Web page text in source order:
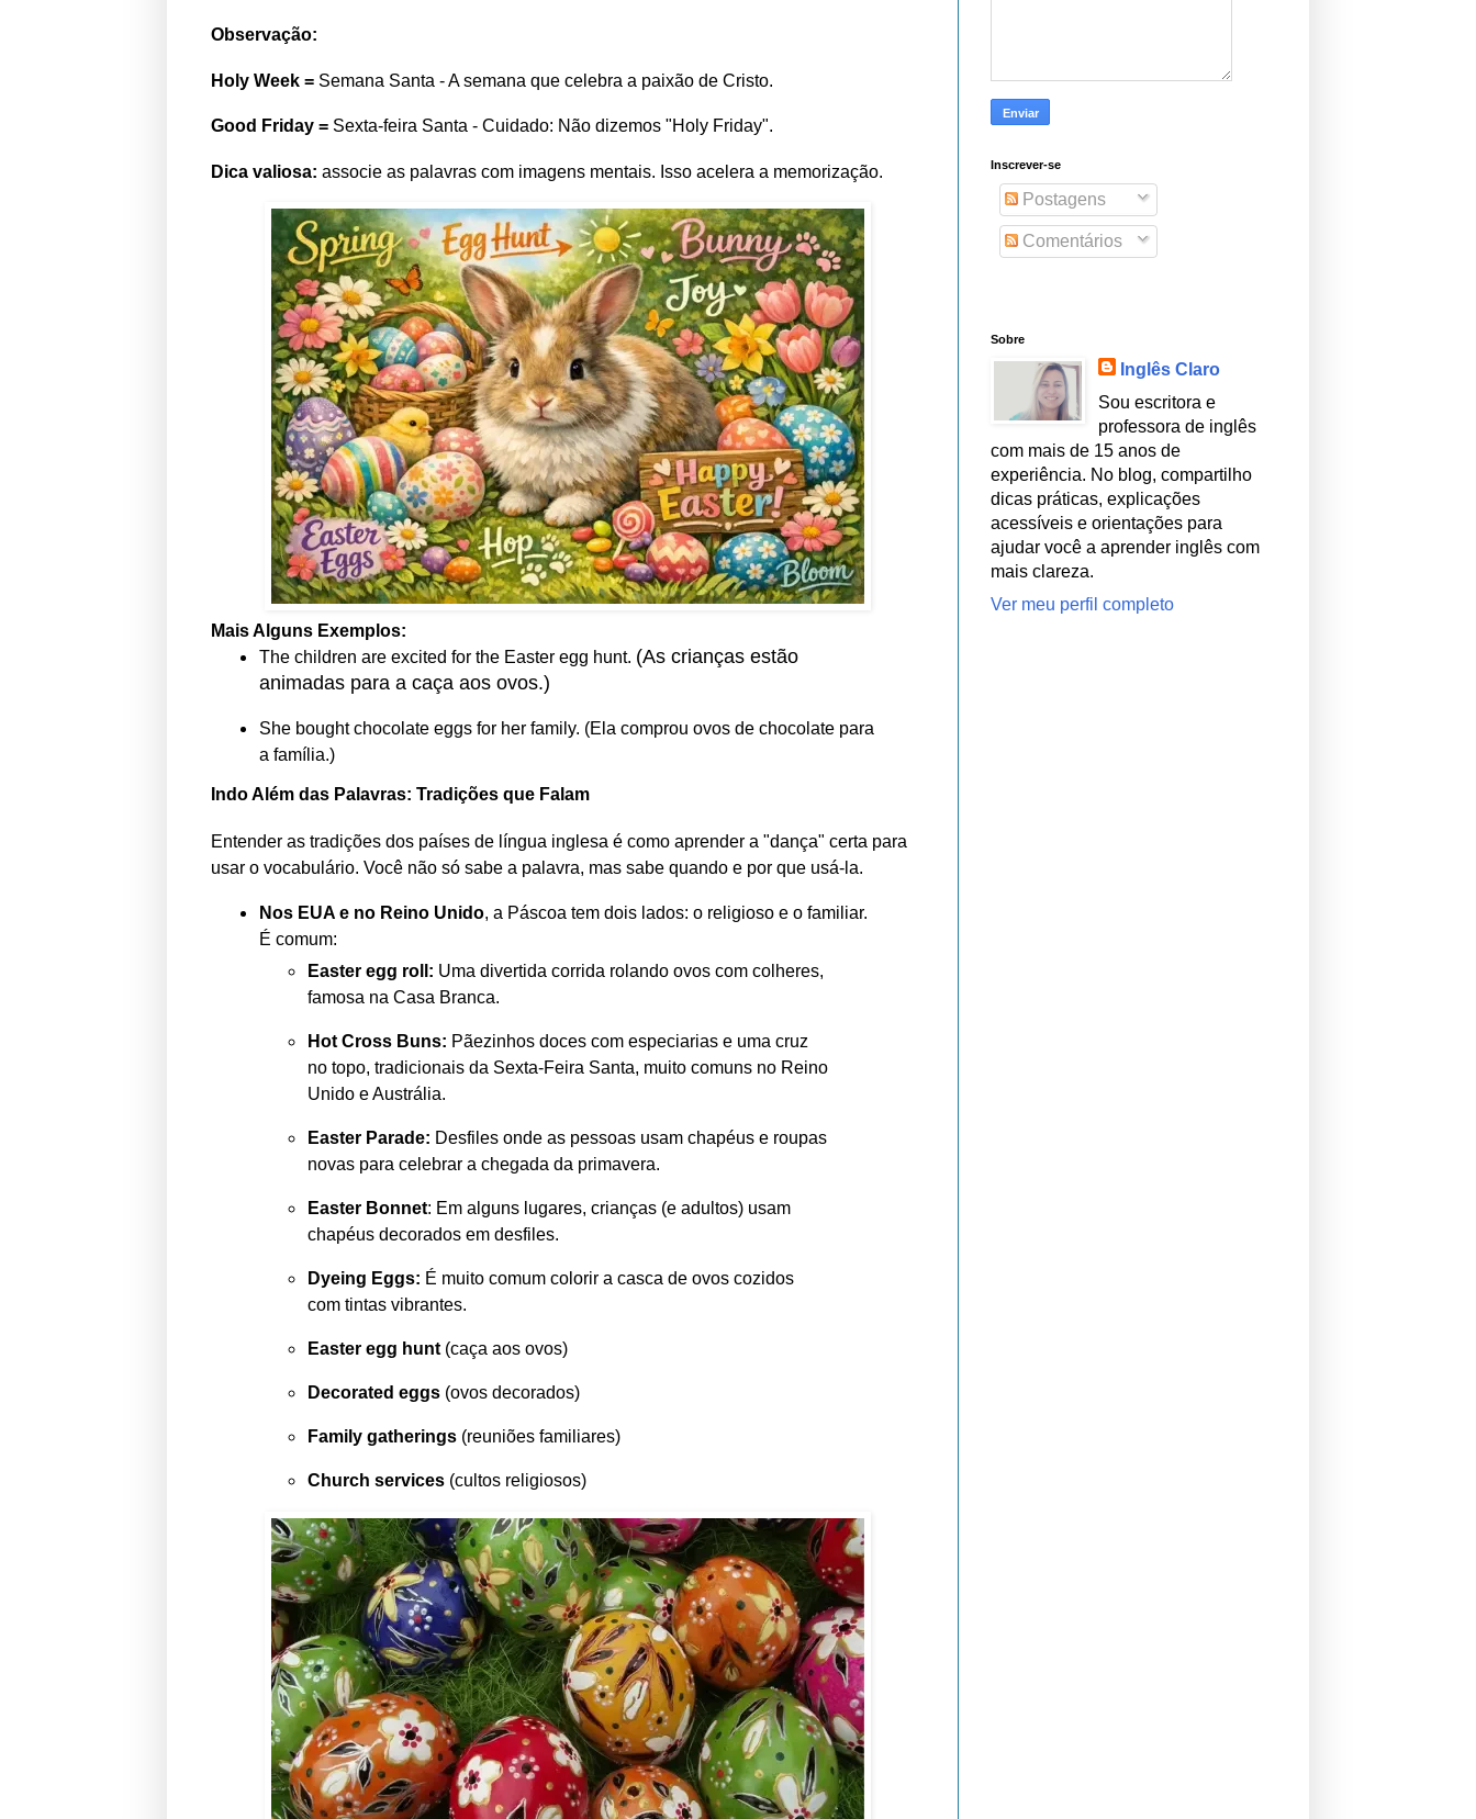
Observação:
Holy Week = Semana Santa - A semana que celebra a paixão de Cristo.
Good Friday = Sexta-feira Santa - Cuidado: Não dizemos "Holy Friday".
Dica valiosa: associe as palavras com imagens mentais. Isso acelera a memorização.
Mais Alguns Exemplos:
The children are excited for the Easter egg hunt. (As crianças estão
animadas para a caça aos ovos.)
She bought chocolate eggs for her family. (Ela comprou ovos de chocolate para
a família.)
Indo Além das Palavras: Tradições que Falam
Entender as tradições dos países de língua inglesa é como aprender a "dança" certa para
usar o vocabulário. Você não só sabe a palavra, mas sabe quando e por que usá-la.
Nos EUA e no Reino Unido, a Páscoa tem dois lados: o religioso e o familiar.
É comum:
Easter egg roll: Uma divertida corrida rolando ovos com colheres,
famosa na Casa Branca.
Hot Cross Buns: Pãezinhos doces com especiarias e uma cruz
no topo, tradicionais da Sexta-Feira Santa, muito comuns no Reino
Unido e Austrália.
Easter Parade: Desfiles onde as pessoas usam chapéus e roupas
novas para celebrar a chegada da primavera.
Easter Bonnet: Em alguns lugares, crianças (e adultos) usam
chapéus decorados em desfiles.
Dyeing Eggs: É muito comum colorir a casca de ovos cozidos
com tintas vibrantes.
Easter egg hunt (caça aos ovos)
Decorated eggs (ovos decorados)
Family gatherings (reuniões familiares)
Church services (cultos religiosos)
Inscrever-se
Postagens
Comentários
Sobre
Inglês Claro
Sou escritora e
professora de inglês
com mais de 15 anos de
experiência. No blog, compartilho
dicas práticas, explicações
acessíveis e orientações para
ajudar você a aprender inglês com
mais clareza.
Ver meu perfil completo